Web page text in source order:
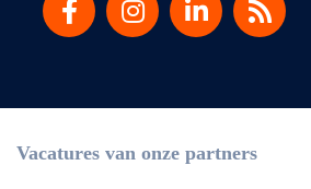
Vacatures van onze partners